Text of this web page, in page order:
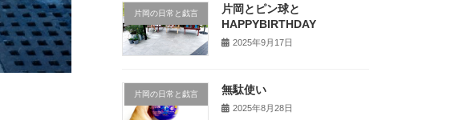
片岡の日常と戯言
片岡とピン球と
HAPPYBIRTHDAY
2025年9月17日
片岡の日常と戯言 無駄使い
2025年8月28日